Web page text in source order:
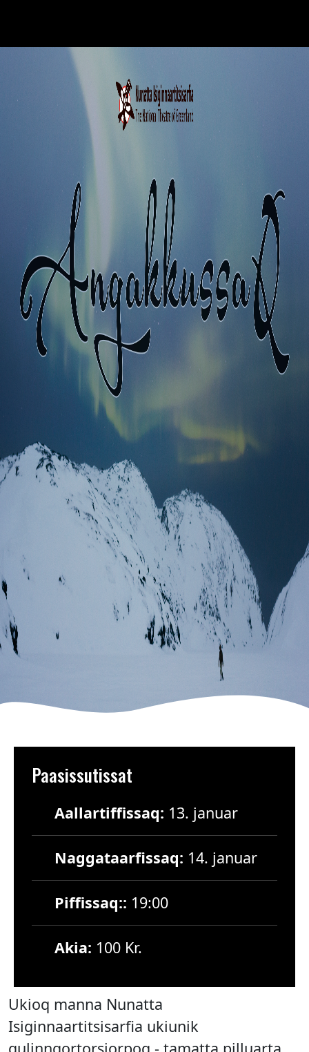
Paasissutissat
Aallartiffissaq: 13. januar
Naggataarfissaq: 14. januar
Piffissaq:: 19:00
Akia: 100 Kr.
Ukioq manna Nunatta
Isiginnaartitsisarfia ukiunik
qulinngortorsiorpoq - tamatta pilluarta.